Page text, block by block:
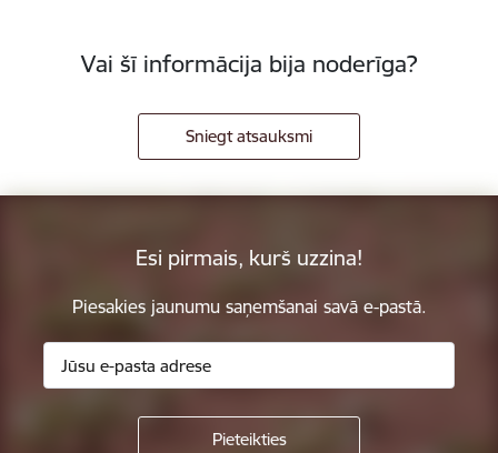
Vai šī informācija bija noderīga?
Sniegt atsauksmi
Esi pirmais, kurš uzzina!
Piesakies jaunumu saņemšanai savā e-pastā.